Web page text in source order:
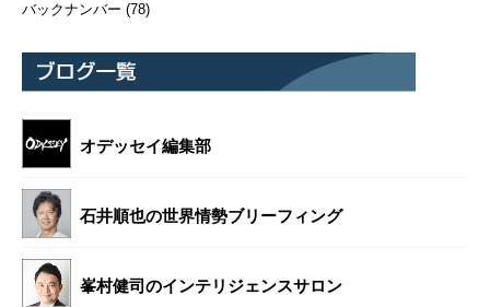
バックナンバー (78)
オデッセイ編集部
石井順也の世界情勢ブリーフィング
峯村健司のインテリジェンスサロン